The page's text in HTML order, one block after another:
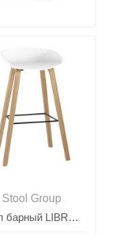
Stool Group
Стул барный LIBRA БЕЛЫЙ